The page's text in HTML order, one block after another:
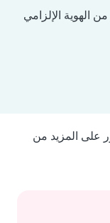
الهوية الإلزامي
على المزيد من